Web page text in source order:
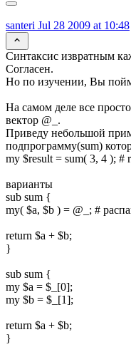
santeri Jul 28 2009 at 10:48
Синтаксис извратным
Согласен.
Но по изучении, Вы
На самом деле все
вектор @_.
Приведу небольшой
подпрограмму(sum)
my $result = sum( 3, 4 ); #
варианты
sub sum {
my( $a, $b ) = @_; #
return $a + $b;
}
sub sum {
my $a = $_[0];
my $b = $_[1];
return $a + $b;
}